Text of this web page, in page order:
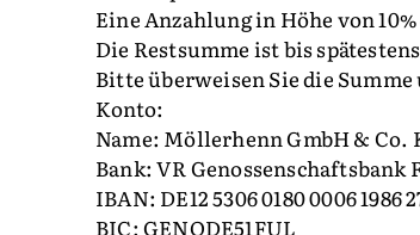
Eine Anzahlung in Höhe von
Die Restsumme ist bis
Bitte überweisen Sie die
Konto:
Name: Möllerhenn GmbH & Co.
Bank: VR Genossenschaftsbank
IBAN: DE12 5306 0180 0006 1986
BIC: GENODE51FUL